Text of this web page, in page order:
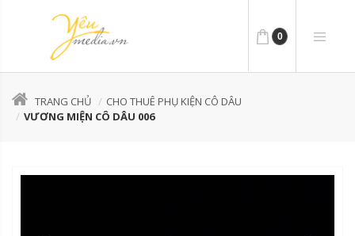
0
TRANG CHỦ
CHO THUÊ PHỤ KIỆN CÔ DÂU
VƯƠNG MIỆN CÔ DÂU 006